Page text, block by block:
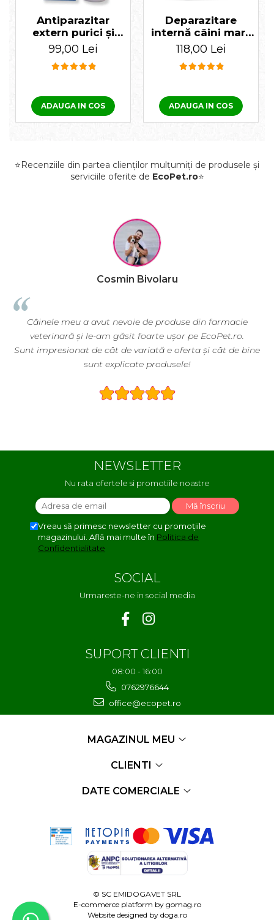
Antiparazitar
extern purici și
căpușe, Parakill 10
ml
99,00 Lei
ADAUGA IN COS
Deparazitare
internă câini mari,
Drontal XL câini
>35kg cutie x 2
tablete
118,00 Lei
ADAUGA IN COS
⭐Recenziile din partea clienților mulțumiți de produsele și
serviciile oferite de EcoPet.ro⭐
de produse din farmacie
ușor pe EcoPet.ro.
e oferta și cât de bine
EcoPet.ro este salvarea mea
nevoie de hrană sau produse
volieră.
E greu să găsești un magazin
NEWSLETTER
Nu rata ofertele si promotiile noastre
Vreau să primesc newsletter cu promoțiile
magazinului. Află mai multe în Politica de
Confidentialitate
SOCIAL
Urmareste-ne in social media
SUPORT CLIENTI
08:00 - 16:00
0762976644
office@ecopet.ro
MAGAZINUL MEU
CLIENTI
DATE COMERCIALE
© SC EMIDOGAVET SRL
E-commerce platform by gomag.ro
Website designed by doga.ro